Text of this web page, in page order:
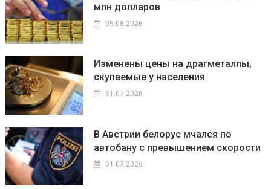
млн долларов
05.08.2026
Изменены цены на драгметаллы,
скупаемые у населения
31.07.2026
В Австрии белорус мчался по
автобану с превышением скорости
31.07.2026